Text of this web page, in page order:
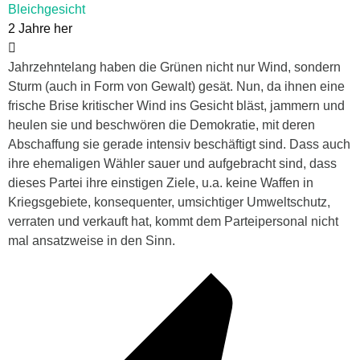
Bleichgesicht
2 Jahre her
Jahrzehntelang haben die Grünen nicht nur Wind, sondern
Sturm (auch in Form von Gewalt) gesät. Nun, da ihnen eine
frische Brise kritischer Wind ins Gesicht bläst, jammern und
heulen sie und beschwören die Demokratie, mit deren
Abschaffung sie gerade intensiv beschäftigt sind. Dass auch
ihre ehemaligen Wähler sauer und aufgebracht sind, dass
dieses Partei ihre einstigen Ziele, u.a. keine Waffen in
Kriegsgebiete, konsequenter, umsichtiger Umweltschutz,
verraten und verkauft hat, kommt dem Parteipersonal nicht
mal ansatzweise in den Sinn.